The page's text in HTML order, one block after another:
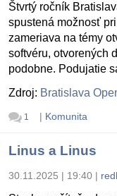
Štvrtý ročník
spustená možnosť
zameriava na témy
softvéru, otvorených
podobne. Podujatie
Zdroj: Bratislava
1 | Komunita
Linus a Linus
30.11.2025 | 19:40 |